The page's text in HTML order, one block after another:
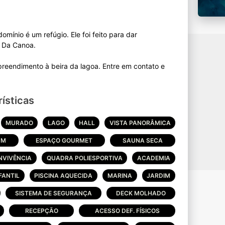
é um refúgio. Ele foi feito para dar
Canoa.
à beira da lagoa. Entre em contato e
MURADO LAGO HALL VISTA PANORÂMICA
ESPAÇO GOURMET SAUNA SECA
QUADRA POLIESPORTIVA ACADEMIA
PISCINA AQUECIDA MARINA JARDIM
SISTEMA DE SEGURANÇA DECK MOLHADO
RECEPÇÃO ACESSO DEF. FÍSICOS